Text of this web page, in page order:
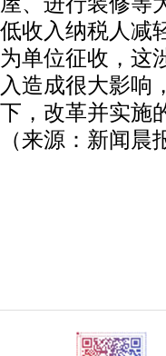
收入纳税人减
单位征收，这
造成很大影响
，改革并实施
来源：新闻晨